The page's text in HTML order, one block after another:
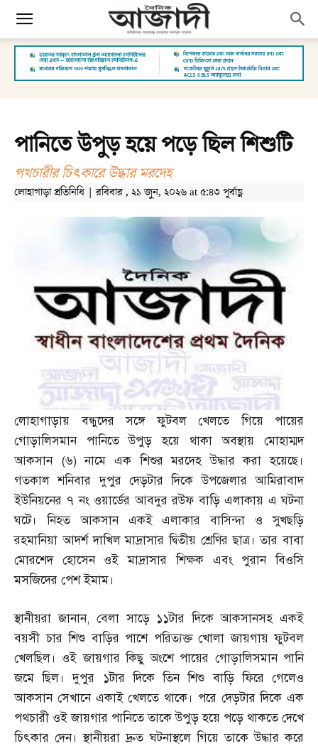
পানিতে উপুড় হয়ে পড়ে ছিল শিশুটি
পথচারীর চিৎকারে উদ্ধার মরদেহ
লোহাগাড়া প্রতিনিধি | রবিবার , ২১ জুন, ২০২৬ at ৫:৪৩ পূর্বাহ্ণ
লোহাগাড়ায় বন্ধুদের সঙ্গে ফুটবল খেলতে গিয়ে পায়ের
গোড়ালিসমান পানিতে উপুড় হয়ে থাকা অবস্থায় মোহাম্মদ
আকসান (৬)নামে এক শিশুর মরদেহ উদ্ধার করা হয়েছে।
গতকাল শনিবার দুপুর দেড়টার দিকে উপজেলার আমিরাবাদ
ইউনিয়নের ৭ নং ওয়ার্ডের আবদুর রউফ বাড়ি এলাকায় এ ঘটনা
ঘটে। নিহত আকসান একই এলাকার বাসিন্দা ও সুখছড়ি
রহমানিয়া আদর্শ দাখিল মাদ্রাসার দ্বিতীয় শ্রেণির ছাত্র। তার বাবা
মোরশেদ হোসেন ওই মাদ্রাসার শিক্ষক এবং পুরান বিওসি
মসজিদের পেশ ইমাম।
স্থানীয়রা জানান,বেলা সাড়ে ১১টার দিকে আকসানসহ একই
বয়সী চার শিশু বাড়ির পাশে পরিত্যক্ত খোলা জায়গায় ফুটবল
খেলছিল। ওই জায়গার কিছু অংশে পায়ের গোড়ালিসমান পানি
জমে ছিল। দুপুর ১টার দিকে তিন শিশু বাড়ি ফিরে গেলেও
আকসান সেখানে একাই খেলতে থাকে। পরে দেড়টার দিকে এক
পথচারী ওই জায়গার পানিতে তাকে উপুড় হয়ে পড়ে থাকতে দেখে
চিৎকার দেন। স্থানীয়রা দ্রুত ঘটনাস্থলে গিয়ে তাকে উদ্ধার করে